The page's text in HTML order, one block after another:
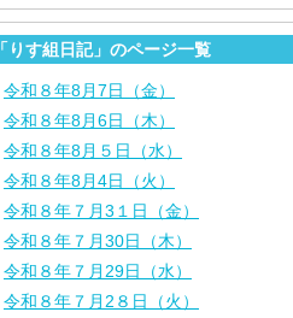
「りす組日記」のページ一覧
令和８年8月7日（金）
令和８年8月6日（木）
令和８年8月５日（水）
令和８年8月4日（火）
令和８年７月3１日（金）
令和８年７月30日（木）
令和８年７月29日（水）
令和８年７月2８日（火）